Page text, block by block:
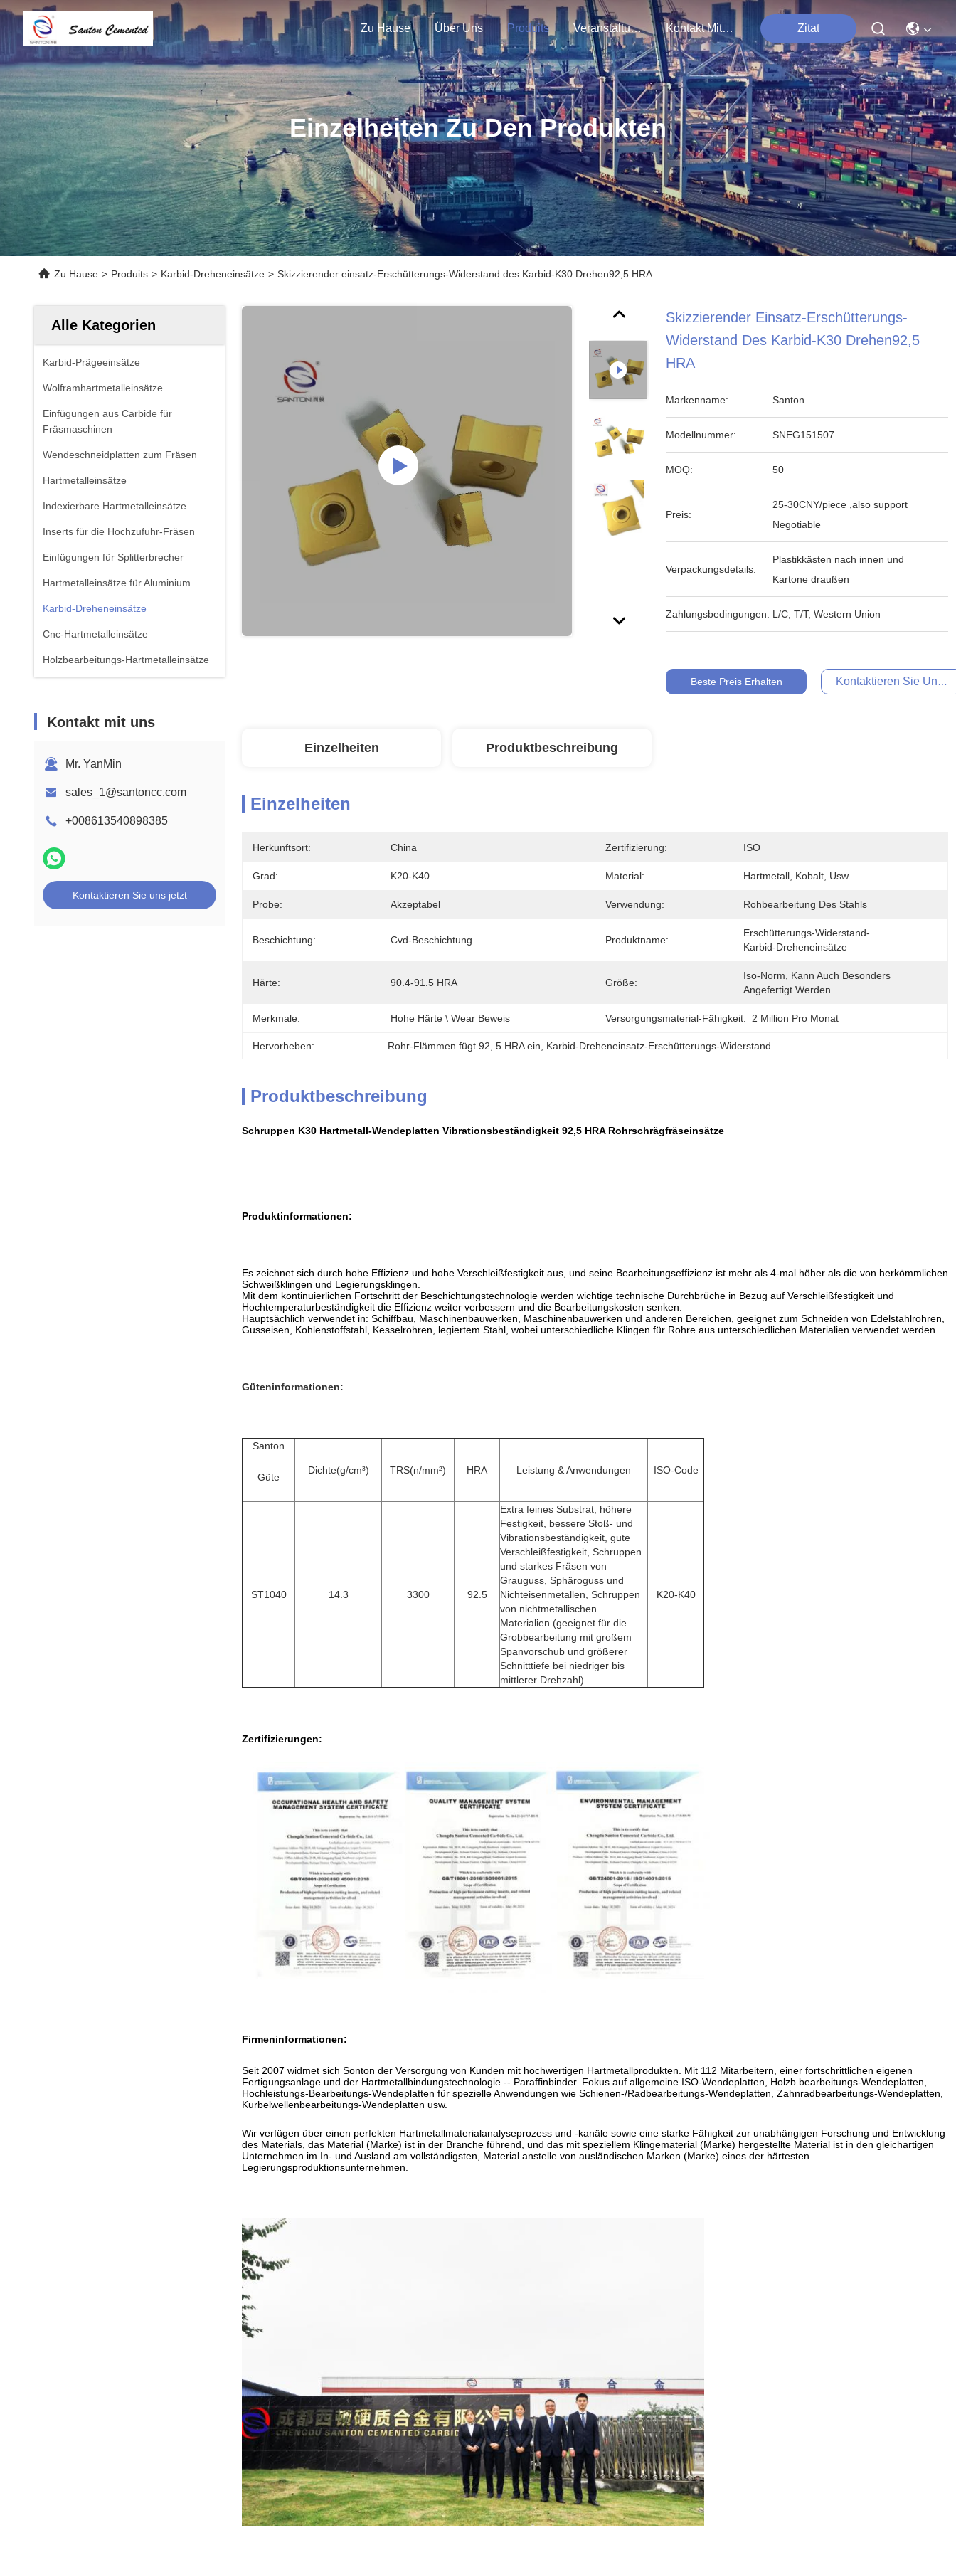
Zu Hause Über Uns Produits Veranstaltungen Kontakt Mit Uns Zitat
Einzelheiten Zu Den Produkten
Zu Hause > Produits > Karbid-Dreheneinsätze > Skizzierender einsatz-Erschütterungs-Widerstand des Karbid-K30 Drehen92,5 HRA
Alle Kategorien
Karbid-Prägeeinsätze
Wolframhartmetalleinsätze
Einfügungen aus Carbide für
Fräsmaschinen
Wendeschneidplatten zum Fräsen
Hartmetalleinsätze
Indexierbare Hartmetalleinsätze
Inserts für die Hochzufuhr-Fräsen
Einfügungen für Splitterbrecher
Hartmetalleinsätze für Aluminium
Karbid-Dreheneinsätze
Cnc-Hartmetalleinsätze
Holzbearbeitungs-Hartmetalleinsätze
Kontakt mit uns
Mr. YanMin
sales_1@santoncc.com
+008613540898385
Kontaktieren Sie uns jetzt
Skizzierender Einsatz-Erschütterungs-
Widerstand Des Karbid-K30 Drehen92,5
HRA
Markenname: Santon
Modellnummer: SNEG151507
MOQ: 50
Preis:
25-30CNY/piece ,also support
Negotiable
Verpackungsdetails:
Plastikkästen nach innen und
Kartone draußen
Zahlungsbedingungen: L/C, T/T, Western Union
Beste Preis Erhalten Kontaktieren Sie Uns
Einzelheiten Produktbeschreibung
Einzelheiten
Herkunftsort: China Zertifizierung: ISO
Grad: K20-K40 Material: Hartmetall, Kobalt, Usw.
Probe: Akzeptabel Verwendung: Rohbearbeitung Des Stahls
Beschichtung: Cvd-Beschichtung Produktname:
Erschütterungs-Widerstand-
Karbid-Dreheneinsätze
Härte: 90.4-91.5 HRA Größe:
Iso-Norm, Kann Auch Besonders
Angefertigt Werden
Merkmale: Hohe Härte \ Wear Beweis Versorgungsmaterial-Fähigkeit: 2 Million Pro Monat
Hervorheben: Rohr-Flämmen fügt 92 5 HRA ein Karbid-Dreheneinsatz-Erschütterungs-Widerstand
Produktbeschreibung
Schruppen K30 Hartmetall-Wendeplatten Vibrationsbeständigkeit 92,5 HRA Rohrschrägfräseinsätze
Produktinformationen:
Es zeichnet sich durch hohe Effizienz und hohe Verschleißfestigkeit aus, und seine Bearbeitungseffizienz ist mehr als 4-mal höher als die von herkömmlichen
Schweißklingen und Legierungsklingen.
Mit dem kontinuierlichen Fortschritt der Beschichtungstechnologie werden wichtige technische Durchbrüche in Bezug auf Verschleißfestigkeit und
Hochtemperaturbeständigkeit die Effizienz weiter verbessern und die Bearbeitungskosten senken.
Hauptsächlich verwendet in: Schiffbau, Maschinenbauwerken, Maschinenbauwerken und anderen Bereichen, geeignet zum Schneiden von Edelstahlrohren,
Gusseisen, Kohlenstoffstahl, Kesselrohren, legiertem Stahl, wobei unterschiedliche Klingen für Rohre aus unterschiedlichen Materialien verwendet werden.
Güteninformationen:
Santon
Güte
Dichte(g/cm³) TRS(n/mm²) HRA Leistung & Anwendungen ISO-Code
ST1040 14.3 3300 92.5
Extra feines Substrat, höhere
Festigkeit, bessere Stoß- und
Vibrationsbeständigkeit, gute
Verschleißfestigkeit, Schruppen
und starkes Fräsen von
Grauguss, Sphäroguss und
Nichteisenmetallen, Schruppen
von nichtmetallischen
Materialien (geeignet für die
Grobbearbeitung mit großem
Spanvorschub und größerer
Schnitttiefe bei niedriger bis
mittlerer Drehzahl).
K20-K40
Zertifizierungen:
Firmeninformationen:
Seit 2007 widmet sich Sonton der Versorgung von Kunden mit hochwertigen Hartmetallprodukten. Mit 112 Mitarbeitern, einer fortschrittlichen eigenen
Fertigungsanlage und der Hartmetallbindungstechnologie -- Paraffinbinder. Fokus auf allgemeine ISO-Wendeplatten, Holzb bearbeitungs-Wendeplatten,
Hochleistungs-Bearbeitungs-Wendeplatten für spezielle Anwendungen wie Schienen-/Radbearbeitungs-Wendeplatten, Zahnradbearbeitungs-Wendeplatten,
Kurbelwellenbearbeitungs-Wendeplatten usw.
Wir verfügen über einen perfekten Hartmetallmaterialanalyseprozess und -kanäle sowie eine starke Fähigkeit zur unabhängigen Forschung und Entwicklung
des Materials, das Material (Marke) ist in der Branche führend, und das mit speziellem Klingematerial (Marke) hergestellte Material ist in den gleichartigen
Unternehmen im In- und Ausland am vollständigsten, Material anstelle von ausländischen Marken (Marke) eines der härtesten
Legierungsproduktionsunternehmen.